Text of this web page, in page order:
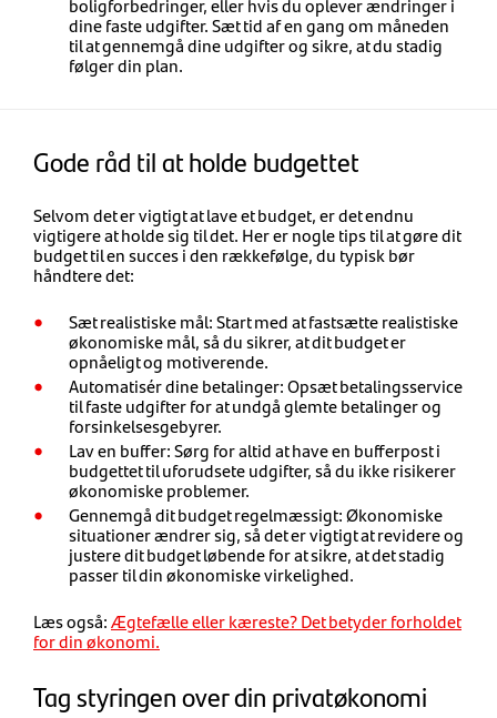
boligforbedringer, eller hvis du oplever ændringer i
dine faste udgifter. Sæt tid af en gang om måneden
til at gennemgå dine udgifter og sikre, at du stadig
følger din plan.
Gode råd til at holde budgettet
Selvom det er vigtigt at lave et budget, er det endnu
vigtigere at holde sig til det. Her er nogle tips til at gøre dit
budget til en succes i den rækkefølge, du typisk bør
håndtere det:
Sæt realistiske mål: Start med at fastsætte realistiske
økonomiske mål, så du sikrer, at dit budget er
opnåeligt og motiverende.
Automatisér dine betalinger: Opsæt betalingsservice
til faste udgifter for at undgå glemte betalinger og
forsinkelsesgebyrer.
Lav en buffer: Sørg for altid at have en bufferpost i
budgettet til uforudsete udgifter, så du ikke risikerer
økonomiske problemer.
Gennemgå dit budget regelmæssigt: Økonomiske
situationer ændrer sig, så det er vigtigt at revidere og
justere dit budget løbende for at sikre, at det stadig
passer til din økonomiske virkelighed.
Læs også:Ægtefælle eller kæreste? Det betyder forholdet
for din økonomi.
Tag styringen over din privatøkonomi